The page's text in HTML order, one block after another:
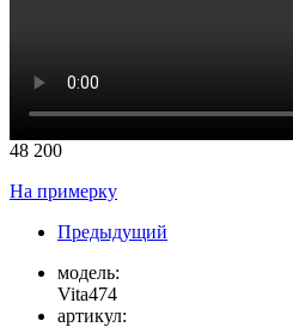
48 200
На примерку
Предыдущий
модель:
Vita474
артикул: